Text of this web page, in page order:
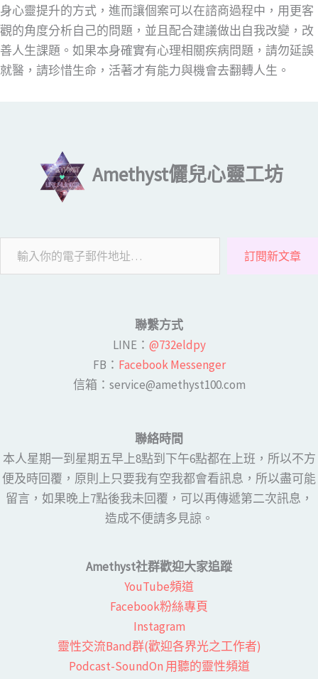
身心靈提升的方式，進而讓個案可以在諮商過程中，用更客
觀的角度分析自己的問題，並且配合建議做出自我改變，改
善人生課題。如果本身確實有心理相關疾病問題，請勿延誤
就醫，請珍惜生命，活著才有能力與機會去翻轉人生。
Amethyst儷兒心靈工坊
訂閱新文章
聯繫方式
LINE​： @732eldpy
FB：​ Facebook Messenger
​​信箱：service@amethyst100.com
聯絡時間
本人星期一到星期五早上8點到下午6點都在上班，所以不方
便及時回覆，原則上只要我有空我都會看訊息，所以盡可能
留言，如果晚上7點後我未回覆，可以再傳遞第二次訊息，
造成不便請多見諒。
Amethyst社群歡迎大家追蹤
YouTube頻道
Facebook粉絲專頁​
Instagram
靈性交流Band群(歡迎各界光之工作者)​
Podcast-SoundOn 用聽的靈性頻道